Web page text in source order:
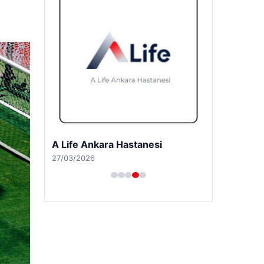
A Life Ankara Hastanesi
27/03/2026